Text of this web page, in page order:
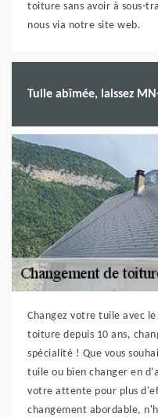
toiture sans avoir à sous-
nous via notre site web.
Tuile abîmée, laissez
Changez votre tuile avec
toiture depuis 10 ans,
spécialité ! Que vous
tuile ou bien changer en
votre attente pour plus
changement abordable,